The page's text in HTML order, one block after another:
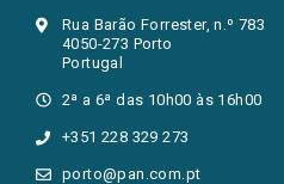
Rua Barão Forrester, n.º 783
4050-273 Porto
Portugal
2ª a 6ª das 10h00 às 16h00
+351 228 329 273
porto@pan.com.pt